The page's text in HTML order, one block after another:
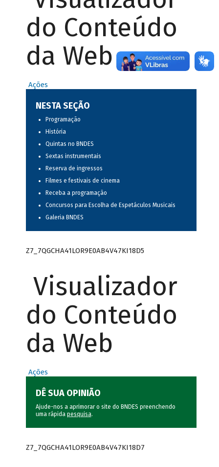
do Conteúdo
da Web
Ações
NESTA SEÇÃO
Programação
História
Quintas no BNDES
Sextas instrumentais
Reserva de ingressos
Filmes e festivais de cinema
Receba a programação
Concursos para Escolha de Espetáculos Musicais
Galeria BNDES
Z7_7QGCHA41LOR9E0AB4V47KI18D5
Visualizador
do Conteúdo
da Web
Ações
DÊ SUA OPINIÃO
Ajude-nos a aprimorar o site do BNDES preenchendo
uma rápida pesquisa.
Z7_7QGCHA41LOR9E0AB4V47KI18D7